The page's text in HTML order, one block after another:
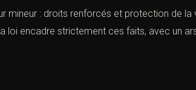
mineur : droits renforcés et protection de
loi encadre strictement ces faits, avec un